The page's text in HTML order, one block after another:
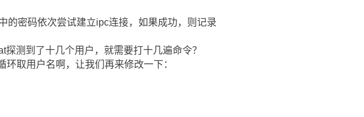
的密码依次尝试建立ipc连接，如果成功，则记录
测到了十几个用户，就需要打十几遍命令？
取用户名啊，让我们再来修改一下：